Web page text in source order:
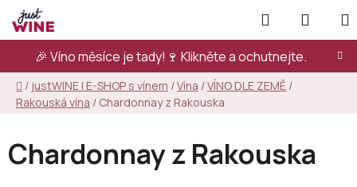
Přejít
na
obsah
🎉 Víno měsíce je tady!🍷 Klikněte a ochutnejte.
Hledat
KOŠÍK
Domů
/ justWINE | E-SHOP s vínem /Vína /VÍNO DLE ZEMĚ /
Rakouská vína / Chardonnay z Rakouska
Chardonnay z Rakouska